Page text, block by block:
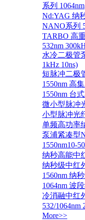
系列 1064nm
Nd:YAG 纳
NANO系列
TARBO 高
532nm
水冷二极管
1kHz 10ns)
短脉冲二极
1550nm 高
1550nm 台
微小型脉冲
小型脉冲光
单频高功率
泵浦紧凑型
1550nm10-
纳秒高能中
纳秒级中红
1560nm 纳
1064nm 波
冷消融中红
532/1064nm
More>>